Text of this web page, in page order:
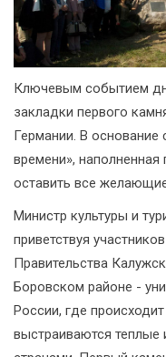
Ключевым событием
закладки первого
Германии. В основание
времени»,
оставить все
Министр культуры и
приветствуя
Правительства
Боровском районе -
России, где
выстраиваются